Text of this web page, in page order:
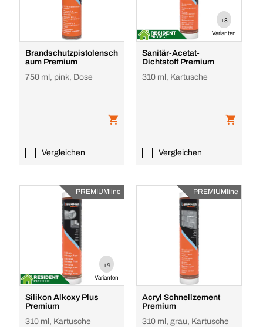
Brandschutzpistolensch
aum Premium
750 ml, pink, Dose
Vergleichen
+8
Varianten
Sanitär-Acetat-
Dichtstoff Premium
310 ml, Kartusche
Vergleichen
PREMIUMline
+4
Varianten
Silikon Alkoxy Plus
Premium
310 ml, Kartusche
PREMIUMline
Acryl Schnellzement
Premium
310 ml, grau, Kartusche